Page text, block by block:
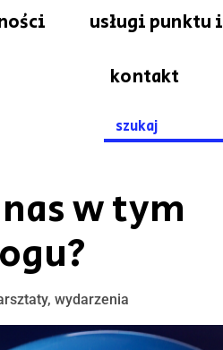
usługi
kontakt
Search
for:
w tym
, wydarzenia